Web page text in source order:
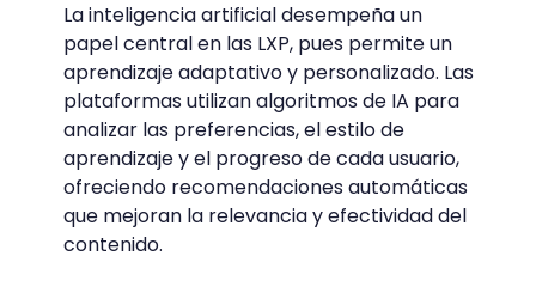
La inteligencia artificial desempeña un
papel central en las LXP, pues permite un
aprendizaje adaptativo y personalizado. Las
plataformas utilizan algoritmos de IA para
analizar las preferencias, el estilo de
aprendizaje y el progreso de cada usuario,
ofreciendo recomendaciones automáticas
que mejoran la relevancia y efectividad del
contenido.